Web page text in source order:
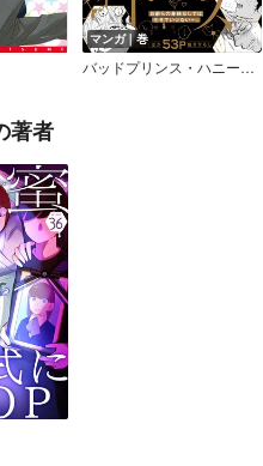
マンガ｜巻
バッドプリンス・ハニーパーティ【おまけ漫画付きRenta！限定版】
著者